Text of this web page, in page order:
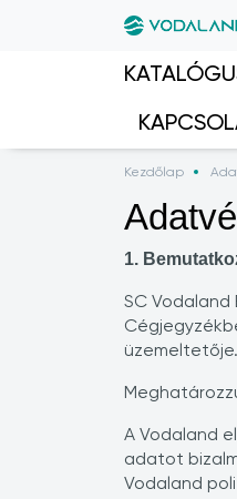
Kezdőlap
1.
SC Vodaland
üzemeltetője.
A Vodaland
adatot
Vodaland